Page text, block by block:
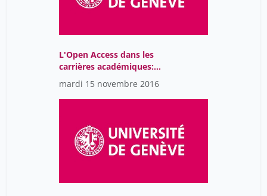
L'Open Access dans les
carrières académiques:
libérer la connaissance:
survol de quelques
initiatives de l'UdeM
mardi 15 novembre 2016